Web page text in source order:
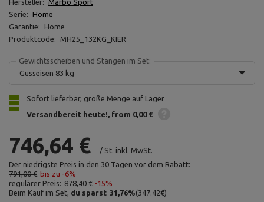
Hersteller: Marbo Sport
Serie: Home
Garantie:
Home
Produktcode:
MH25_132KG_KIER
Gewichtsscheiben und Stangen im Set:
Gusseisen 83 kg
Sofort lieferbar, große Menge auf Lager
Versandbereit heute! from 0,00 €
746,64 € / St. inkl. MwSt.
Der niedrigste Preis in den 30 Tagen vor dem Rabatt:
791,00 € bis zu -6%
regulärer Preis: 878,40 € -15%
Beim Kauf im Set, du sparst 31,76%(347.42€)